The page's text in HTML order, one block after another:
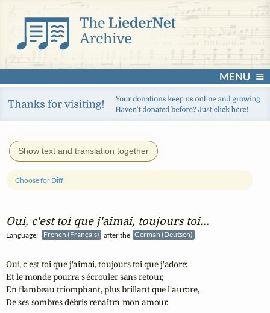
MENU
Show text and translation together
Oui, c'est toi que j'aimai, toujours toi...
Language: French (Français) after the German (Deutsch)
Choose for Diff
Oui, c'est toi que j'aimai, toujours toi que j'adore;
Et le monde pourra s'écrouler sans retour,
En flambeau triomphant, plus brillant que l'aurore,
De ses sombres débris renaîtra mon amour.